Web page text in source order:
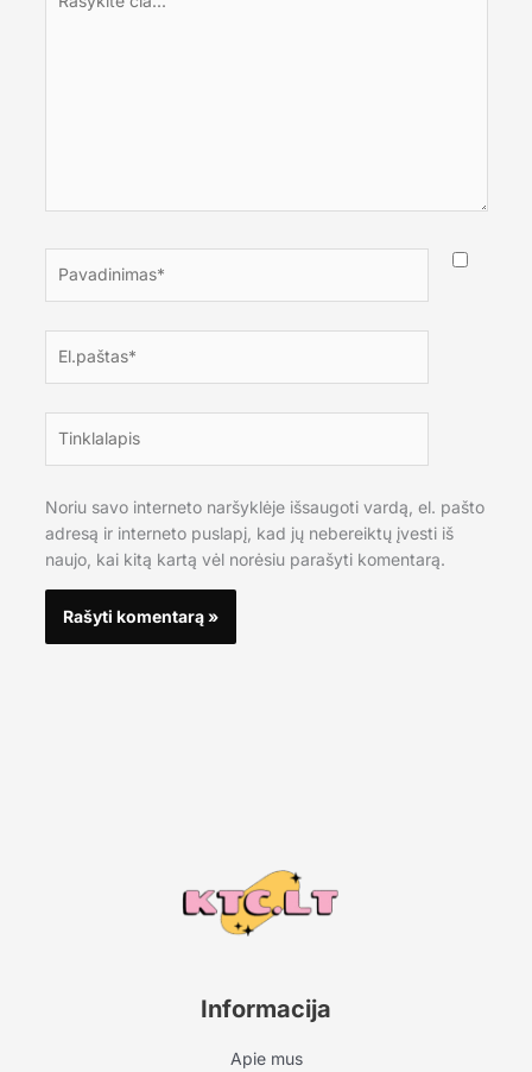
čia...
Noriu savo interneto naršyklėje išsaugoti vardą, el. pašto
adresą ir interneto puslapį, kad jų nebereiktų įvesti iš
naujo, kai kitą kartą vėl norėsiu parašyti komentarą.
Informacija
Apie mus